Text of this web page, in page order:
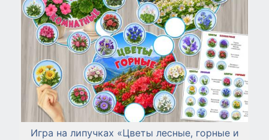
Игра на липучках «Цветы лесные, горные и